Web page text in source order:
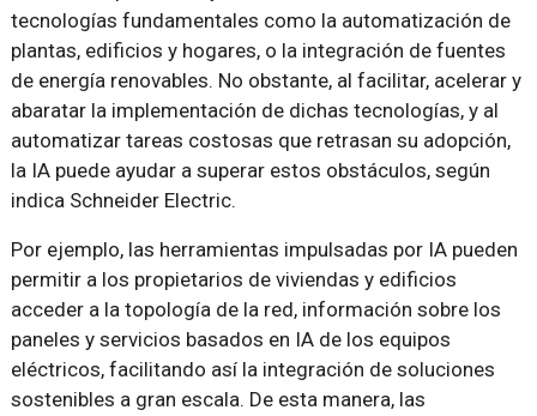
tecnologías fundamentales como la automatización de
plantas, edificios y hogares, o la integración de fuentes
de energía renovables. No obstante, al facilitar, acelerar y
abaratar la implementación de dichas tecnologías, y al
automatizar tareas costosas que retrasan su adopción,
la IA puede ayudar a superar estos obstáculos, según
indica Schneider Electric.
Por ejemplo, las herramientas impulsadas por IA pueden
permitir a los propietarios de viviendas y edificios
acceder a la topología de la red, información sobre los
paneles y servicios basados ​​en IA de los equipos
eléctricos, facilitando así la integración de soluciones
sostenibles a gran escala. De esta manera, las